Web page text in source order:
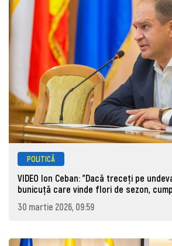
POLITICĂ
VIDEO Ion Ceban: "Dacă treceți pe
bunicuță care vinde flori de sezon,
30 martie 2026, 09:59